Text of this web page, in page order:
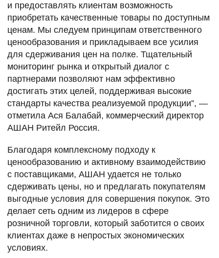
и предоставлять клиентам возможность
приобретать качественные товары по доступным
ценам. Мы следуем принципам ответственного
ценообразования и прикладываем все усилия
для сдерживания цен на полке. Тщательный
мониторинг рынка и открытый диалог с
партнерами позволяют нам эффективно
достигать этих целей, поддерживая высокие
стандарты качества реализуемой продукции”, —
отметила Ася Балабай, коммерческий директор
АШАН Ритейл Россия.
Благодаря комплексному подходу к
ценообразованию и активному взаимодействию
с поставщиками, АШАН удается не только
сдерживать цены, но и предлагать покупателям
выгодные условия для совершения покупок. Это
делает сеть одним из лидеров в сфере
розничной торговли, который заботится о своих
клиентах даже в непростых экономических
условиях.